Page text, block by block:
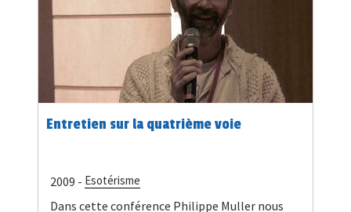
Entretien sur la quatrième voie
2009 - Esotérisme
Dans cette conférence Philippe Muller nous